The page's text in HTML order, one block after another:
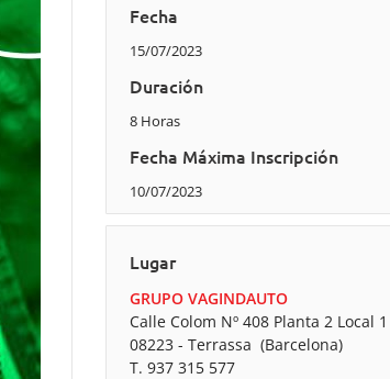
Fecha
15/07/2023
Duración
8 Horas
Fecha Máxima Inscripción
10/07/2023
Lugar
GRUPO VAGINDAUTO
Calle Colom Nº 408 Planta 2 Local 1
08223 - Terrassa (Barcelona)
T. 937 315 577